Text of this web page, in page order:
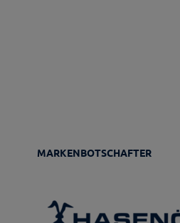
MARKENBOTSCHAFTER